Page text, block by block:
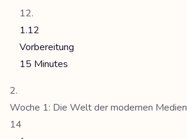
1.12
Vorbereitung
15 Minutes
Woche 1: Die Welt der modernen Medien
14